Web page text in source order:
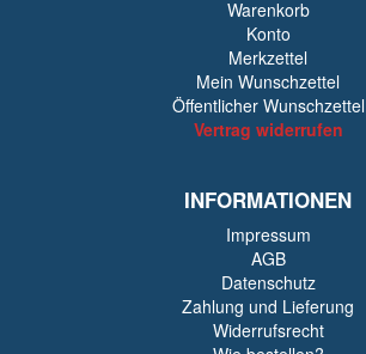
Warenkorb
Konto
Merkzettel
Mein Wunschzettel
Öffentlicher Wunschzettel
Vertrag widerrufen
INFORMATIONEN
Impressum
AGB
Datenschutz
Zahlung und Lieferung
Widerrufsrecht